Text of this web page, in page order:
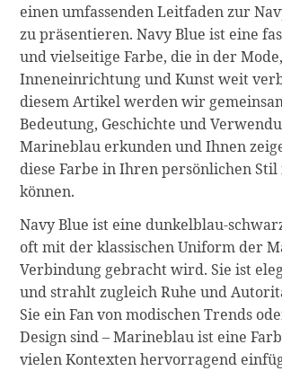
einen umfassenden Leitfaden zur
zu präsentieren. Navy Blue ist eine
und vielseitige Farbe, die in der Mode,
Inneneinrichtung und Kunst weit
diesem Artikel werden wir
Bedeutung, Geschichte und
Marineblau erkunden und Ihnen
diese Farbe in Ihren persönlichen
können.
Navy Blue ist eine dunkelblau-
oft mit der klassischen Uniform der
Verbindung gebracht wird. Sie ist
und strahlt zugleich Ruhe und
Sie ein Fan von modischen Trends
Design sind – Marineblau ist eine
vielen Kontexten hervorragend